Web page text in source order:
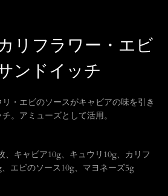
リフラワー・エビ
ンドイッチ
・エビのソースがキャビアの味を引き
。アミューズとして活用。
、キャビア10g、キュウリ10g、カリフ
エビのソース10g、マヨネーズ5g